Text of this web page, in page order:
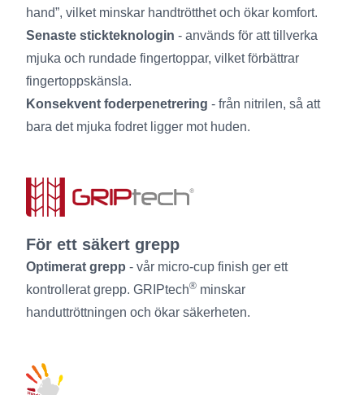
hand”, vilket minskar handtrötthet och ökar komfort.
Senaste stickteknologin - används för att tillverka
mjuka och rundade fingertoppar, vilket förbättrar
fingertoppskänsla.
Konsekvent foderpenetrering - från nitrilen, så att
bara det mjuka fodret ligger mot huden.
För ett säkert grepp
Optimerat grepp - vår micro-cup finish ger ett
kontrollerat grepp. GRIPtech® minskar
handuttröttningen och ökar säkerheten.